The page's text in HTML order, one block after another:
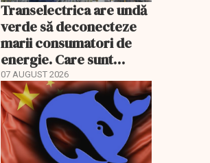
Transelectrica are undă
verde să deconecteze
marii consumatori de
energie. Care sunt
condițiile
07 AUGUST 2026